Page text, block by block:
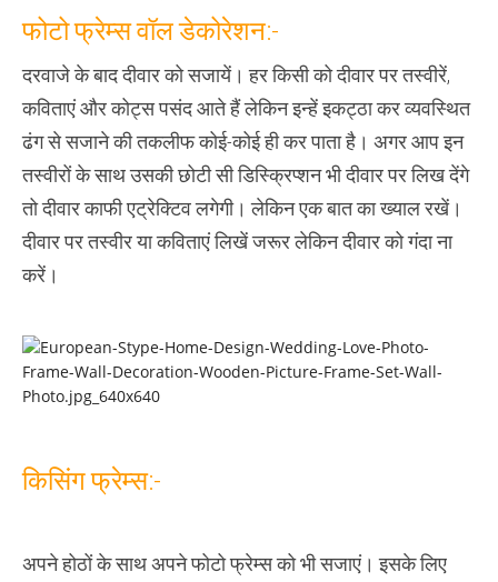
फोटो फ्रेम्स वॉल डेकोरेशन:-
दरवाजे के बाद दीवार को सजायें। हर किसी को दीवार पर तस्वीरें,
कविताएं और कोट्स पसंद आते हैं लेकिन इन्हें इकट्ठा कर व्यवस्थित
ढंग से सजाने की तकलीफ कोई-कोई ही कर पाता है। अगर आप इन
तस्वीरों के साथ उसकी छोटी सी डिस्क्रिप्शन भी दीवार पर लिख देंगे
तो दीवार काफी एट्रेक्टिव लगेगी। लेकिन एक बात का ख्याल रखें।
दीवार पर तस्वीर या कविताएं लिखें जरूर लेकिन दीवार को गंदा ना
करें।
किसिंग फ्रेम्स:-
अपने होठों के साथ अपने फोटो फ्रेम्स को भी सजाएं। इसके लिए